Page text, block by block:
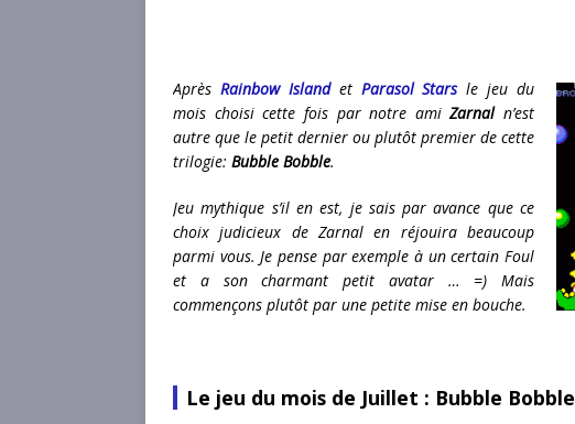
Après Rainbow Islandet Parasol Starsle jeu du
mois choisi cette fois par notre amiZarnaln’est
autre que le petit dernier ou plutôt premier de cette
trilogie: Bubble Bobble.
Jeu mythique s’il en est, je sais par avance que ce
choix judicieux de Zarnal en réjouira beaucoup
parmi vous. Je pense par exemple à un certain Foul
et a son charmant petit avatar … =) Mais
commençons plutôt par une petite mise en bouche.
Le jeu du mois de Juillet : Bubble Bobble